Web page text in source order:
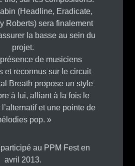
(Headline, Eradicate,
Roberts) sera finalement
la basse au sein du
projet.
de musiciens
et reconnus sur le circuit
Breath propose un style
à lui, alliant à la fois le
et une pointe de
pop. »
au PPM Fest en
avril 2013.